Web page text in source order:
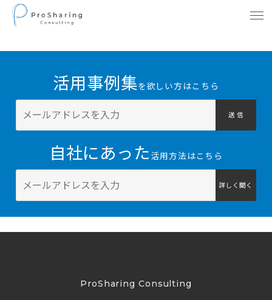
活用事例集を欲しい方はこちら
送 信
自社にあった 活用方法はこちら
詳しく聞く
ProSharing Consulting